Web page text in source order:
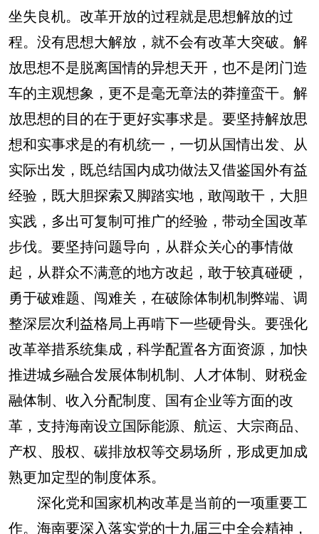
坐失良机。改革开放的过程就是思想解放的过
程。没有思想大解放，就不会有改革大突破。解
放思想不是脱离国情的异想天开，也不是闭门造
车的主观想象，更不是毫无章法的莽撞蛮干。解
放思想的目的在于更好实事求是。要坚持解放思
想和实事求是的有机统一，一切从国情出发、从
实际出发，既总结国内成功做法又借鉴国外有益
经验，既大胆探索又脚踏实地，敢闯敢干，大胆
实践，多出可复制可推广的经验，带动全国改革
步伐。要坚持问题导向，从群众关心的事情做
起，从群众不满意的地方改起，敢于较真碰硬，
勇于破难题、闯难关，在破除体制机制弊端、调
整深层次利益格局上再啃下一些硬骨头。要强化
改革举措系统集成，科学配置各方面资源，加快
推进城乡融合发展体制机制、人才体制、财税金
融体制、收入分配制度、国有企业等方面的改
革，支持海南设立国际能源、航运、大宗商品、
产权、股权、碳排放权等交易场所，形成更加成
熟更加定型的制度体系。
深化党和国家机构改革是当前的一项重要工
作。海南要深入落实党的十九届三中全会精神，